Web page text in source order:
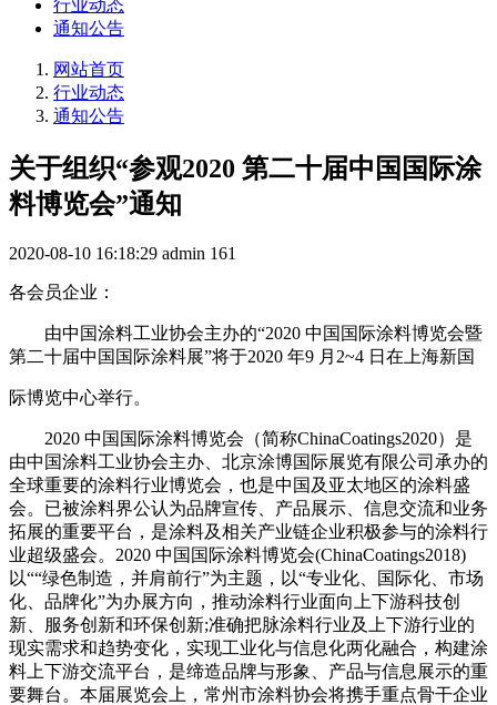
行业动态
通知公告
网站首页
行业动态
通知公告
关于组织“参观2020 第二十届中国国际涂
料博览会”通知
2020-08-10 16:18:29 admin 161
各会员企业：
由中国涂料工业协会主办的“2020 中国国际涂料博览会暨
第二十届中国国际涂料展”将于2020 年9 月2~4 日在上海新国
际博览中心举行。
2020 中国国际涂料博览会（简称ChinaCoatings2020）是
由中国涂料工业协会主办、北京涂博国际展览有限公司承办的
全球重要的涂料行业博览会，也是中国及亚太地区的涂料盛
会。已被涂料界公认为品牌宣传、产品展示、信息交流和业务
拓展的重要平台，是涂料及相关产业链企业积极参与的涂料行
业超级盛会。2020 中国国际涂料博览会(ChinaCoatings2018)
以““绿色制造，并肩前行”为主题，以“专业化、国际化、市场
化、品牌化”为办展方向，推动涂料行业面向上下游科技创
新、服务创新和环保创新;准确把脉涂料行业及上下游行业的
现实需求和趋势变化，实现工业化与信息化两化融合，构建涂
料上下游交流平台，是缔造品牌与形象、产品与信息展示的重
要舞台。本届展览会上，常州市涂料协会将携手重点骨干企业